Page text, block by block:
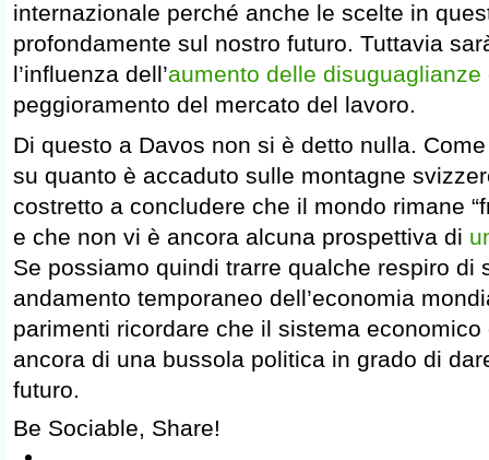
internazionale perché anche le scelte in
profondamente sul nostro futuro. Tuttavia
l’influenza dell’aumento delle disuguaglianze
peggioramento del mercato del lavoro.
Di questo a Davos non si è detto nulla.
su quanto è accaduto sulle montagne
costretto a concludere che il mondo rimane
e che non vi è ancora alcuna prospettiva di
Se possiamo quindi trarre qualche respiro di
andamento temporaneo dell’economia
parimenti ricordare che il sistema
ancora di una bussola politica in grado di
futuro.
Be Sociable, Share!